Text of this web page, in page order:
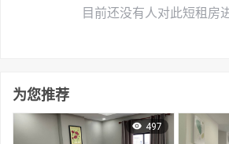
目前还没有人对此短租房
为您推荐
497